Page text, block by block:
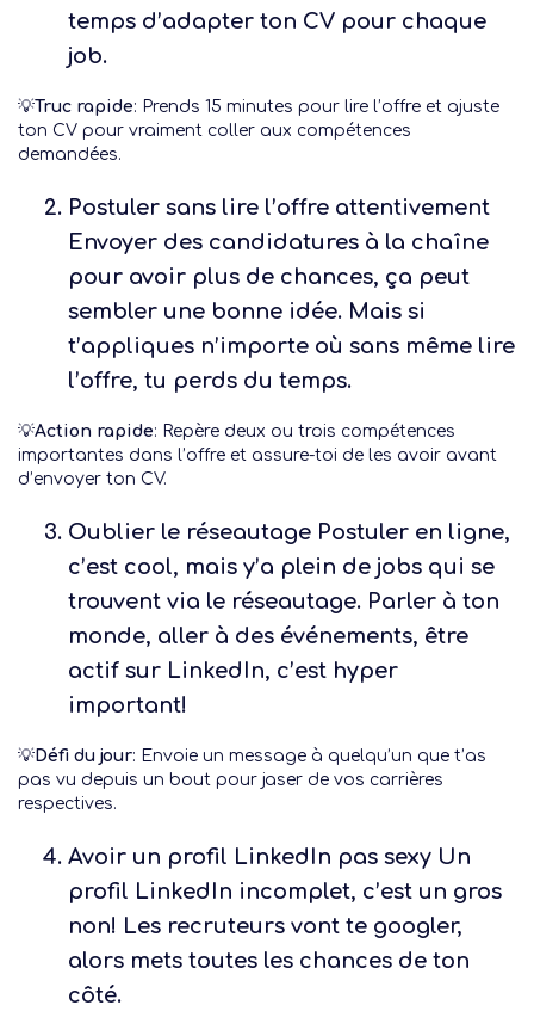
temps d’adapter ton CV pour chaque
job.
💡Truc rapide: Prends 15 minutes pour lire l’offre et ajuste
ton CV pour vraiment coller aux compétences
demandées.
Postuler sans lire l’offre attentivement
Envoyer des candidatures à la chaîne
pour avoir plus de chances, ça peut
sembler une bonne idée. Mais si
t’appliques n’importe où sans même lire
l’offre, tu perds du temps.
💡Action rapide: Repère deux ou trois compétences
importantes dans l’offre et assure-toi de les avoir avant
d’envoyer ton CV.
Oublier le réseautage Postuler en ligne,
c’est cool, mais y’a plein de jobs qui se
trouvent via le réseautage. Parler à ton
monde, aller à des événements, être
actif sur LinkedIn, c’est hyper
important!
💡Défi du jour: Envoie un message à quelqu’un que t’as
pas vu depuis un bout pour jaser de vos carrières
respectives.
Avoir un profil LinkedIn pas sexy Un
profil LinkedIn incomplet, c’est un gros
non! Les recruteurs vont te googler,
alors mets toutes les chances de ton
côté.